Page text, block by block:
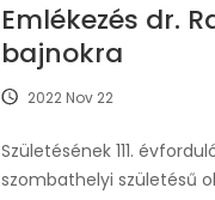
Emlékezés dr.
bajnokra
2022 Nov 22
Születésének 111.
szombathelyi születésű